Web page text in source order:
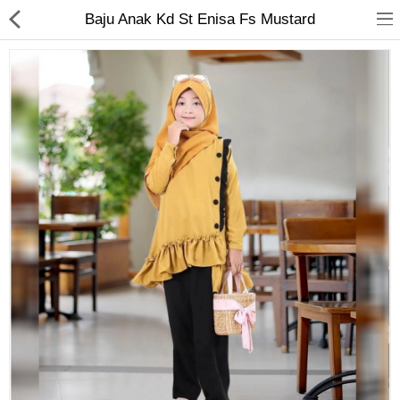
Jam Tangan
Kacamata
Kecantikan
Kesehatan
Mainan
Makanan & Minuman
Baju Anak Kd St Enisa Fs Mustard